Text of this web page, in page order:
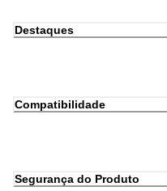
Destaques
Compatibilidade
Segurança do Produto